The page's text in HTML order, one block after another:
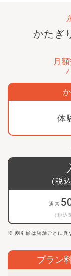
かたぎ
月
体
(税込
通常
（税込
※ 割引額は店舗ごとに異
プラン